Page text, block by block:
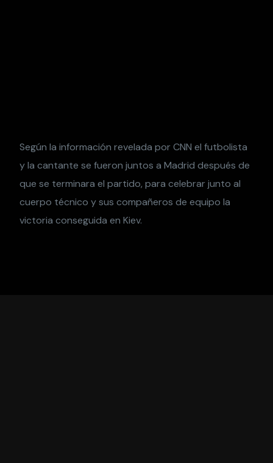
Según la información revelada por CNN el futbolista
y la cantante se fueron juntos a Madrid después de
que se terminara el partido, para celebrar junto al
cuerpo técnico y sus compañeros de equipo la
victoria conseguida en Kiev.